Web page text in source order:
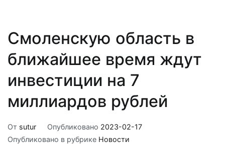
Смоленскую область в
ближайшее время ждут
инвестиции на 7
миллиардов рублей
От sutur Опубликовано 2023-02-17
Опубликовано в рубрике Новости